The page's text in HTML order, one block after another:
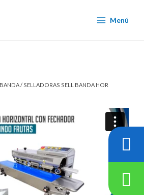
Menú
/ SELLADORAS SELL BANDA HOR